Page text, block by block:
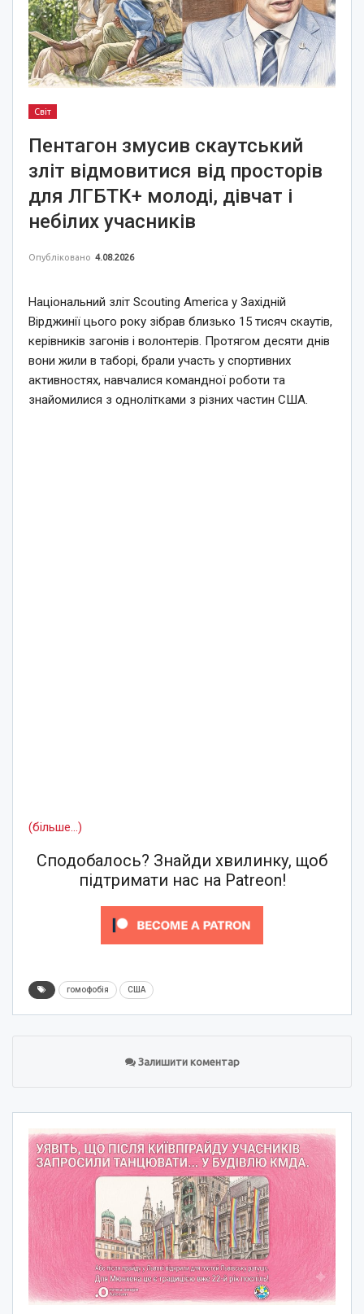
Світ
Пентагон змусив скаутський
зліт відмовитися від просторів
для ЛГБТК+ молоді, дівчат і
небілих учасників
Опубліковано 4.08.2026
Національний зліт Scouting America у Західній
Вірджинії цього року зібрав близько 15 тисяч скаутів,
керівників загонів і волонтерів. Протягом десяти днів
вони жили в таборі, брали участь у спортивних
активностях, навчалися командної роботи та
знайомилися з однолітками з різних частин США.
(більше…)
Сподобалось? Знайди хвилинку, щоб
підтримати нас на Patreon!
гомофобія США
Залишити коментар